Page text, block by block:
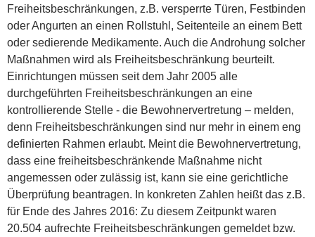
Freiheitsbeschränkungen, z.B. versperrte Türen, Festbinden
oder Angurten an einen Rollstuhl, Seitenteile an einem Bett
oder sedierende Medikamente. Auch die Androhung solcher
Maßnahmen wird als Freiheitsbeschränkung beurteilt.
Einrichtungen müssen seit dem Jahr 2005 alle
durchgeführten Freiheitsbeschränkungen an eine
kontrollierende Stelle - die Bewohnervertretung – melden,
denn Freiheitsbeschränkungen sind nur mehr in einem eng
definierten Rahmen erlaubt. Meint die Bewohnervertretung,
dass eine freiheitsbeschränkende Maßnahme nicht
angemessen oder zulässig ist, kann sie eine gerichtliche
Überprüfung beantragen. In konkreten Zahlen heißt das z.B.
für Ende des Jahres 2016: Zu diesem Zeitpunkt waren
20.504 aufrechte Freiheitsbeschränkungen gemeldet bzw.